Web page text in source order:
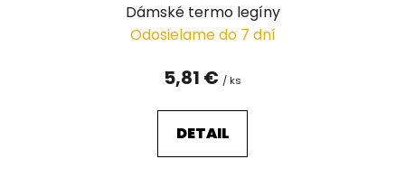
Dámské termo legíny
Odosielame do 7 dní
5,81 € / ks
DETAIL